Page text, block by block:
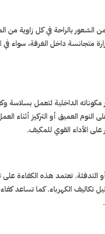
بالراحة في كل زاوية من
داخل الغرفة، سواء في
الداخلية لتعمل بسلاسة
النوم العميق أو التركيز
الأداء القوي للمكيف.
تعتمد هذه الكفاءة
الكهرباء. كما تساعد